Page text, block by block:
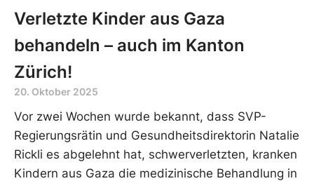
Verletzte Kinder aus Gaza
behandeln – auch im Kanton
Zürich!
20. Oktober 2025
Vor zwei Wochen wurde bekannt, dass SVP-
Regierungsrätin und Gesundheitsdirektorin Natalie
Rickli es abgelehnt hat, schwerverletzten, kranken
Kindern aus Gaza die medizinische Behandlung in